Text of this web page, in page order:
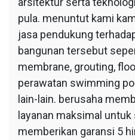
pula. menuntut kami
jasa pendukung
bangunan tersebut
membrane, grouting,
perawatan swimming
lain-lain. berusaha
layanan maksimal
memberikan garansi 5